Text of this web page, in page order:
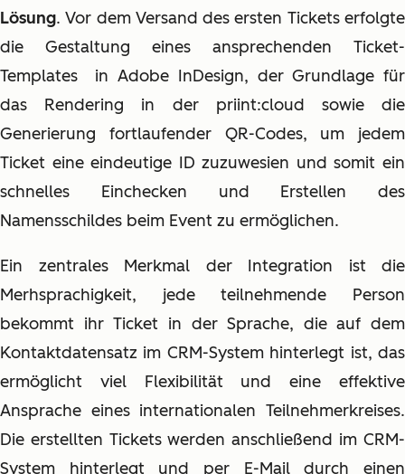
Lösung. Vor dem Versand des ersten Tickets erfolgte
die Gestaltung eines ansprechenden Ticket-
Templates
in Adobe InDesign, der Grundlage für
das Rendering in der priint:cloud sowie die
Generierung fortlaufender QR-Codes, um jedem
Ticket eine eindeutige ID zuzuwesien und somit ein
schnelles Einchecken und Erstellen des
Namensschildes beim Event zu ermöglichen.
Ein zentrales Merkmal der Integration ist die
Merhsprachigkeit, jede teilnehmende Person
bekommt ihr Ticket in der Sprache, die auf dem
Kontaktdatensatz im CRM-System hinterlegt ist, das
ermöglicht viel Flexibilität und eine effektive
Ansprache eines internationalen Teilnehmerkreises.
Die erstellten Tickets werden anschließend im CRM-
System hinterlegt und per E-Mail durch einen